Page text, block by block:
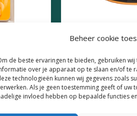
Beheer cookie
de beste ervaringen te bieden, gebruiken
over je apparaat op te slaan en/of te
technologieën kunnen wij gegevens zoals
Als je geen toestemming geeft of uw
invloed hebben op bepaalde functies
Size 14
Guru X-Press
Mould Large
€5,49